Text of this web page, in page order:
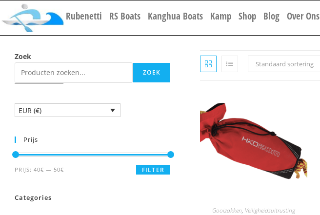
Rubenetti RS Boats Kanghua Boats Kamp Shop Blog Over Ons
Zoek
ZOEK
EUR (€)
Prijs
FILTER
PRIJS: 40€ — 50€
Categories
Standaard sortering
Gooizakken, Veiligheidsuitrusting